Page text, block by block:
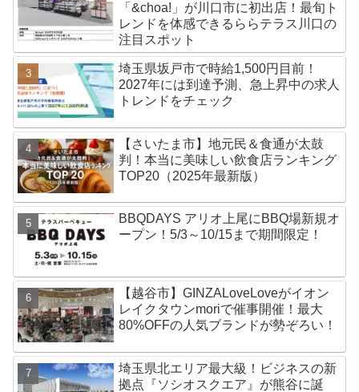
「&choa!」が川口市に初出店！最旬ト
レンドを体感できるららテラス川口の
注目スポット
埼玉県坂戸市で時給1,500円目前！
2027年には到達予測、急上昇中の求人
トレンドをチェック
【さいたま市】地元民＆食通が太鼓
判！本当に美味しい飲食店ランキング
TOP20（2025年最新版）
BBQDAYS アリオ上尾にBBQ場新規オ
ープン！5/3～10/15まで期間限定！
【越谷市】GINZALoveLoveがイオン
レイクタウンmoriで催事開催！最大
80%OFFの人気ブランドが勢ぞろい！
埼玉県北エリア最大級！ビジネスの新
拠点『ソシオスクエア』が熊谷に誕